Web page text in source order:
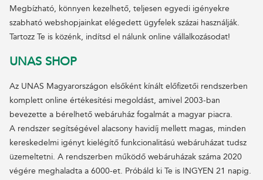
Megbízható, könnyen kezelhető, teljesen egyedi igényekre
szabható webshopjainkat elégedett ügyfelek százai használják.
Tartozz Te is közénk, indítsd el nálunk online vállalkozásodat!
UNAS SHOP
Az UNAS Magyarországon elsőként kínált előfizetői rendszerben
komplett online értékesítési megoldást, amivel 2003-ban
bevezette a bérelhető webáruház fogalmát a magyar piacra.
A rendszer segítségével alacsony havidíj mellett magas, minden
kereskedelmi igényt kielégítő funkcionalitású webáruházat tudsz
üzemeltetni. A rendszerben működő webáruházak száma 2020
végére meghaladta a 6000-et. Próbáld ki Te is INGYEN 21 napig.